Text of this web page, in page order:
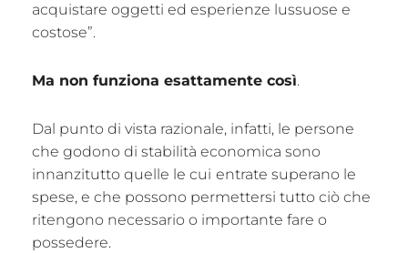
acquistare oggetti ed esperienze lussuose e
costose”.
Ma non funziona esattamente così.
Dal punto di vista razionale, infatti, le persone
che godono di stabilità economica sono
innanzitutto quelle le cui entrate superano le
spese, e che possono permettersi tutto ciò che
ritengono necessario o importante fare o
possedere.